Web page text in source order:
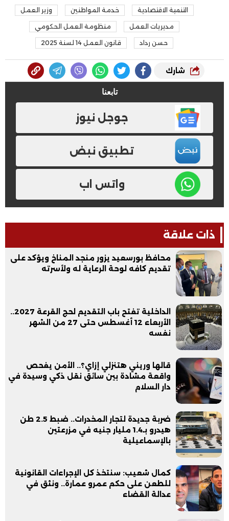
التنمية الاقتصادية خدمة المواطنين وزير العمل
مديريات العمل منظومة العمل الحكومي
حسن رداد قانون العمل 14 لسنة 2025
شارك
تابعنا
جوجل نيوز
تطبيق نبض
واتس اب
ذات علاقة
محافظ بورسعيد يزور منجد المناخ ويؤكد على
تقديم كافه لوحة الرعاية له ولأسرته
الداخلية تفتح باب التقديم لحج القرعة 2027..
الأربعاء 12 أغسطس حتى 27 من الشهر
نفسه
قالها وريني هتنزلي إزاي؟.. الأمن يفحص
واقعة مشادة بين سائق نقل ذكي وسيدة في
دار السلام
ضربة جديدة لتجار المخدرات.. ضبط 2.5 طن
هيدرو بـ1.4 مليار جنيه في مزرعتين
بالإسماعيلية
كمال شعيب: سنتخذ كل الإجراءات القانونية
للطعن على حكم عمرو عمارة.. ونثق في
عدالة القضاء